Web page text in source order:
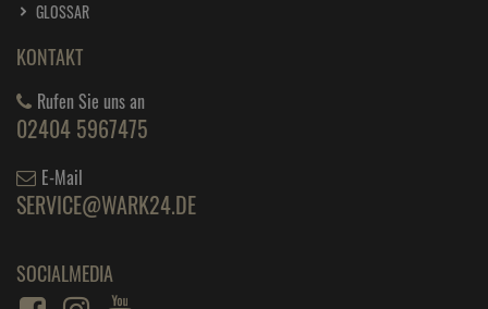
GLOSSAR
KONTAKT
Rufen Sie uns an
02404 5967475
E-Mail
SERVICE@WARK24.DE
SOCIALMEDIA